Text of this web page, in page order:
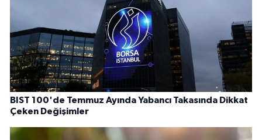
BIST 100'de Temmuz Ayında Yabancı Takasında Dikkat
Çeken Değişimler